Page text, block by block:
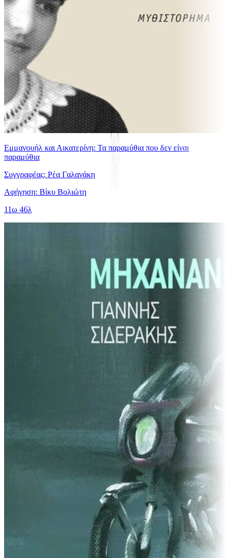
Εμμανουήλ και Αικατερίνη: Τα παραμύθια που δεν είναι
παραμύθια
Συγγραφέας: Ρέα Γαλανάκη
Αφήγηση: Βίκυ Βολιώτη
11ω 46λ